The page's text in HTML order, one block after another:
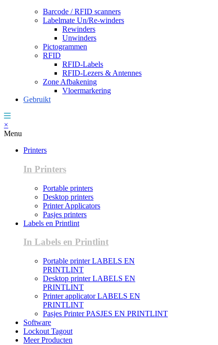
Barcode / RFID scanners
Labelmate Un/Re-winders
Rewinders
Unwinders
Pictogrammen
RFID
RFID-Labels
RFID-Lezers & Antennes
Zone Afbakening
Vloermarkering
Gebruikt
×
Menu
Printers
In Printers
Portable printers
Desktop printers
Printer Applicators
Pasjes printers
Labels en Printlint
In Labels en Printlint
Portable printer LABELS EN
PRINTLINT
Desktop printer LABELS EN
PRINTLINT
Printer applicator LABELS EN
PRINTLINT
Pasjes Printer PASJES EN PRINTLINT
Software
Lockout Tagout
Meer Producten